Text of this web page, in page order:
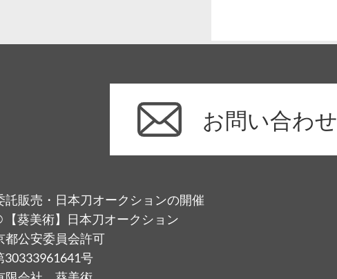
お問い合わせ
託販売・日本刀オークションの開催
葵美術】日本刀オークション
都公安委員会許可
30333961641号